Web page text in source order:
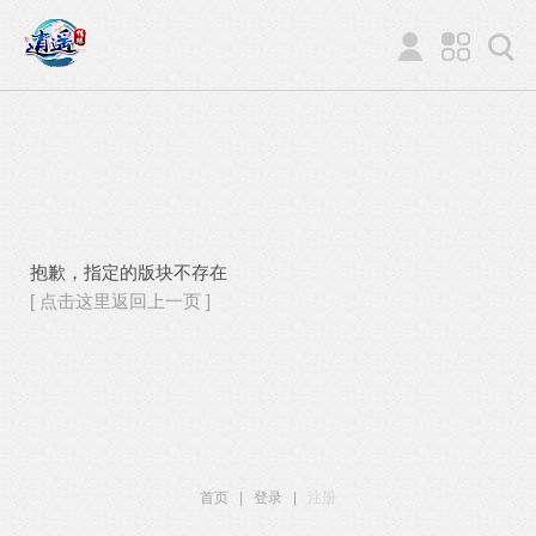
抱歉，指定的版块不存在
[ 点击这里返回上一页 ]
首页 登录 注册